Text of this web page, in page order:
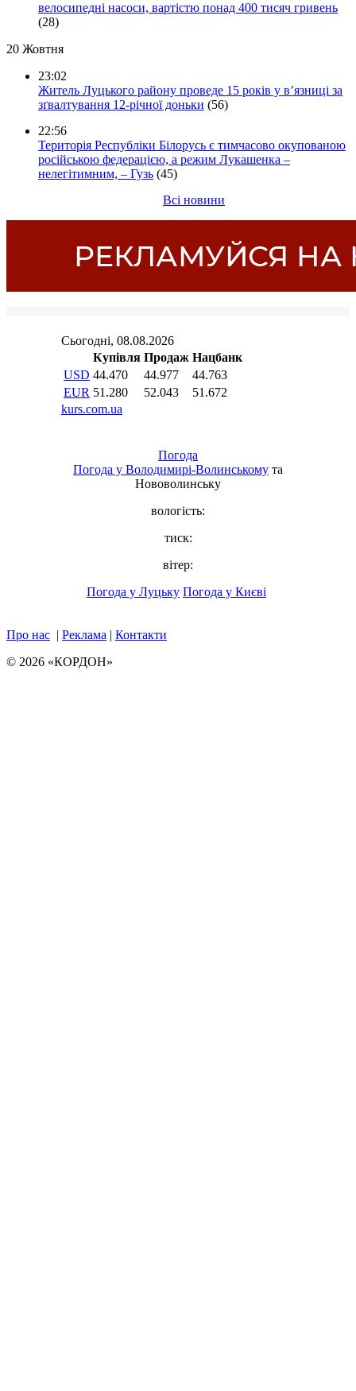
велосипедні насоси, вартістю понад 400 тисяч гривень
(28)
20 Жовтня
23:02
Житель Луцького району проведе 15 років у в’язниці за
зґвалтування 12-річної доньки (56)
22:56
Територія Республіки Білорусь є тимчасово окупованою
російською федерацією, а режим Лукашенка –
нелегітимним, – Гузь (45)
Всі новини
Погода
Погода у Володимирі-Волинському та
Нововолинську
вологість:
тиск:
вітер:
Погода у Луцьку Погода у Києві
Про нас | Реклама | Контакти
© 2026 «КОРДОН»